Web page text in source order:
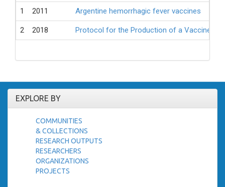
1 2011 Argentine hemorrhagic fever vaccines
2 2018 Protocol for the Production of a Vaccine
EXPLORE BY
COMMUNITIES
& COLLECTIONS
RESEARCH OUTPUTS
RESEARCHERS
ORGANIZATIONS
PROJECTS